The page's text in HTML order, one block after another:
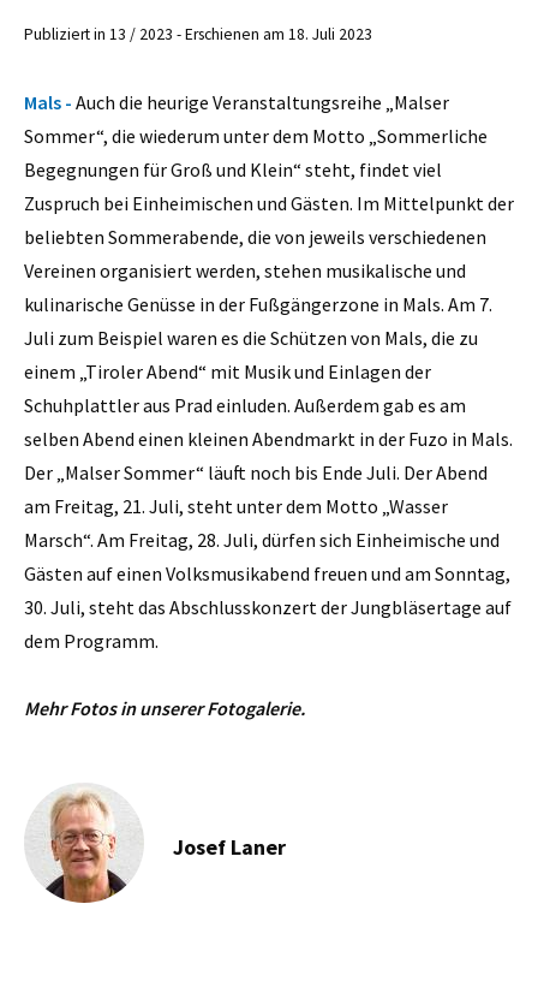
Publiziert in 13 / 2023 - Erschienen am 18. Juli 2023
Mals - Auch die heurige Veranstaltungsreihe „Malser
Sommer“, die wiederum unter dem Motto „Sommerliche
Begegnungen für Groß und Klein“ steht, findet viel
Zuspruch bei Einheimischen und Gästen. Im Mittelpunkt der
beliebten Sommerabende, die von jeweils verschiedenen
Vereinen organisiert werden, stehen musikalische und
kulinarische Genüsse in der Fußgängerzone in Mals. Am 7.
Juli zum Beispiel waren es die Schützen von Mals, die zu
einem „Tiroler Abend“ mit Musik und Einlagen der
Schuhplattler aus Prad einluden. Außerdem gab es am
selben Abend einen kleinen Abendmarkt in der Fuzo in Mals.
Der „Malser Sommer“ läuft noch bis Ende Juli. Der Abend
am Freitag, 21. Juli, steht unter dem Motto „Wasser
Marsch“. Am Freitag, 28. Juli, dürfen sich Einheimische und
Gästen auf einen Volksmusikabend freuen und am Sonntag,
30. Juli, steht das Abschlusskonzert der Jungbläsertage auf
dem Programm.
Mehr Fotos in unserer Fotogalerie.
Josef Laner